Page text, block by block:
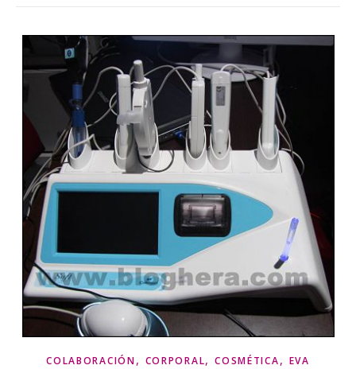
COLABORACIÓN, CORPORAL,COSMÉTICA, EVA